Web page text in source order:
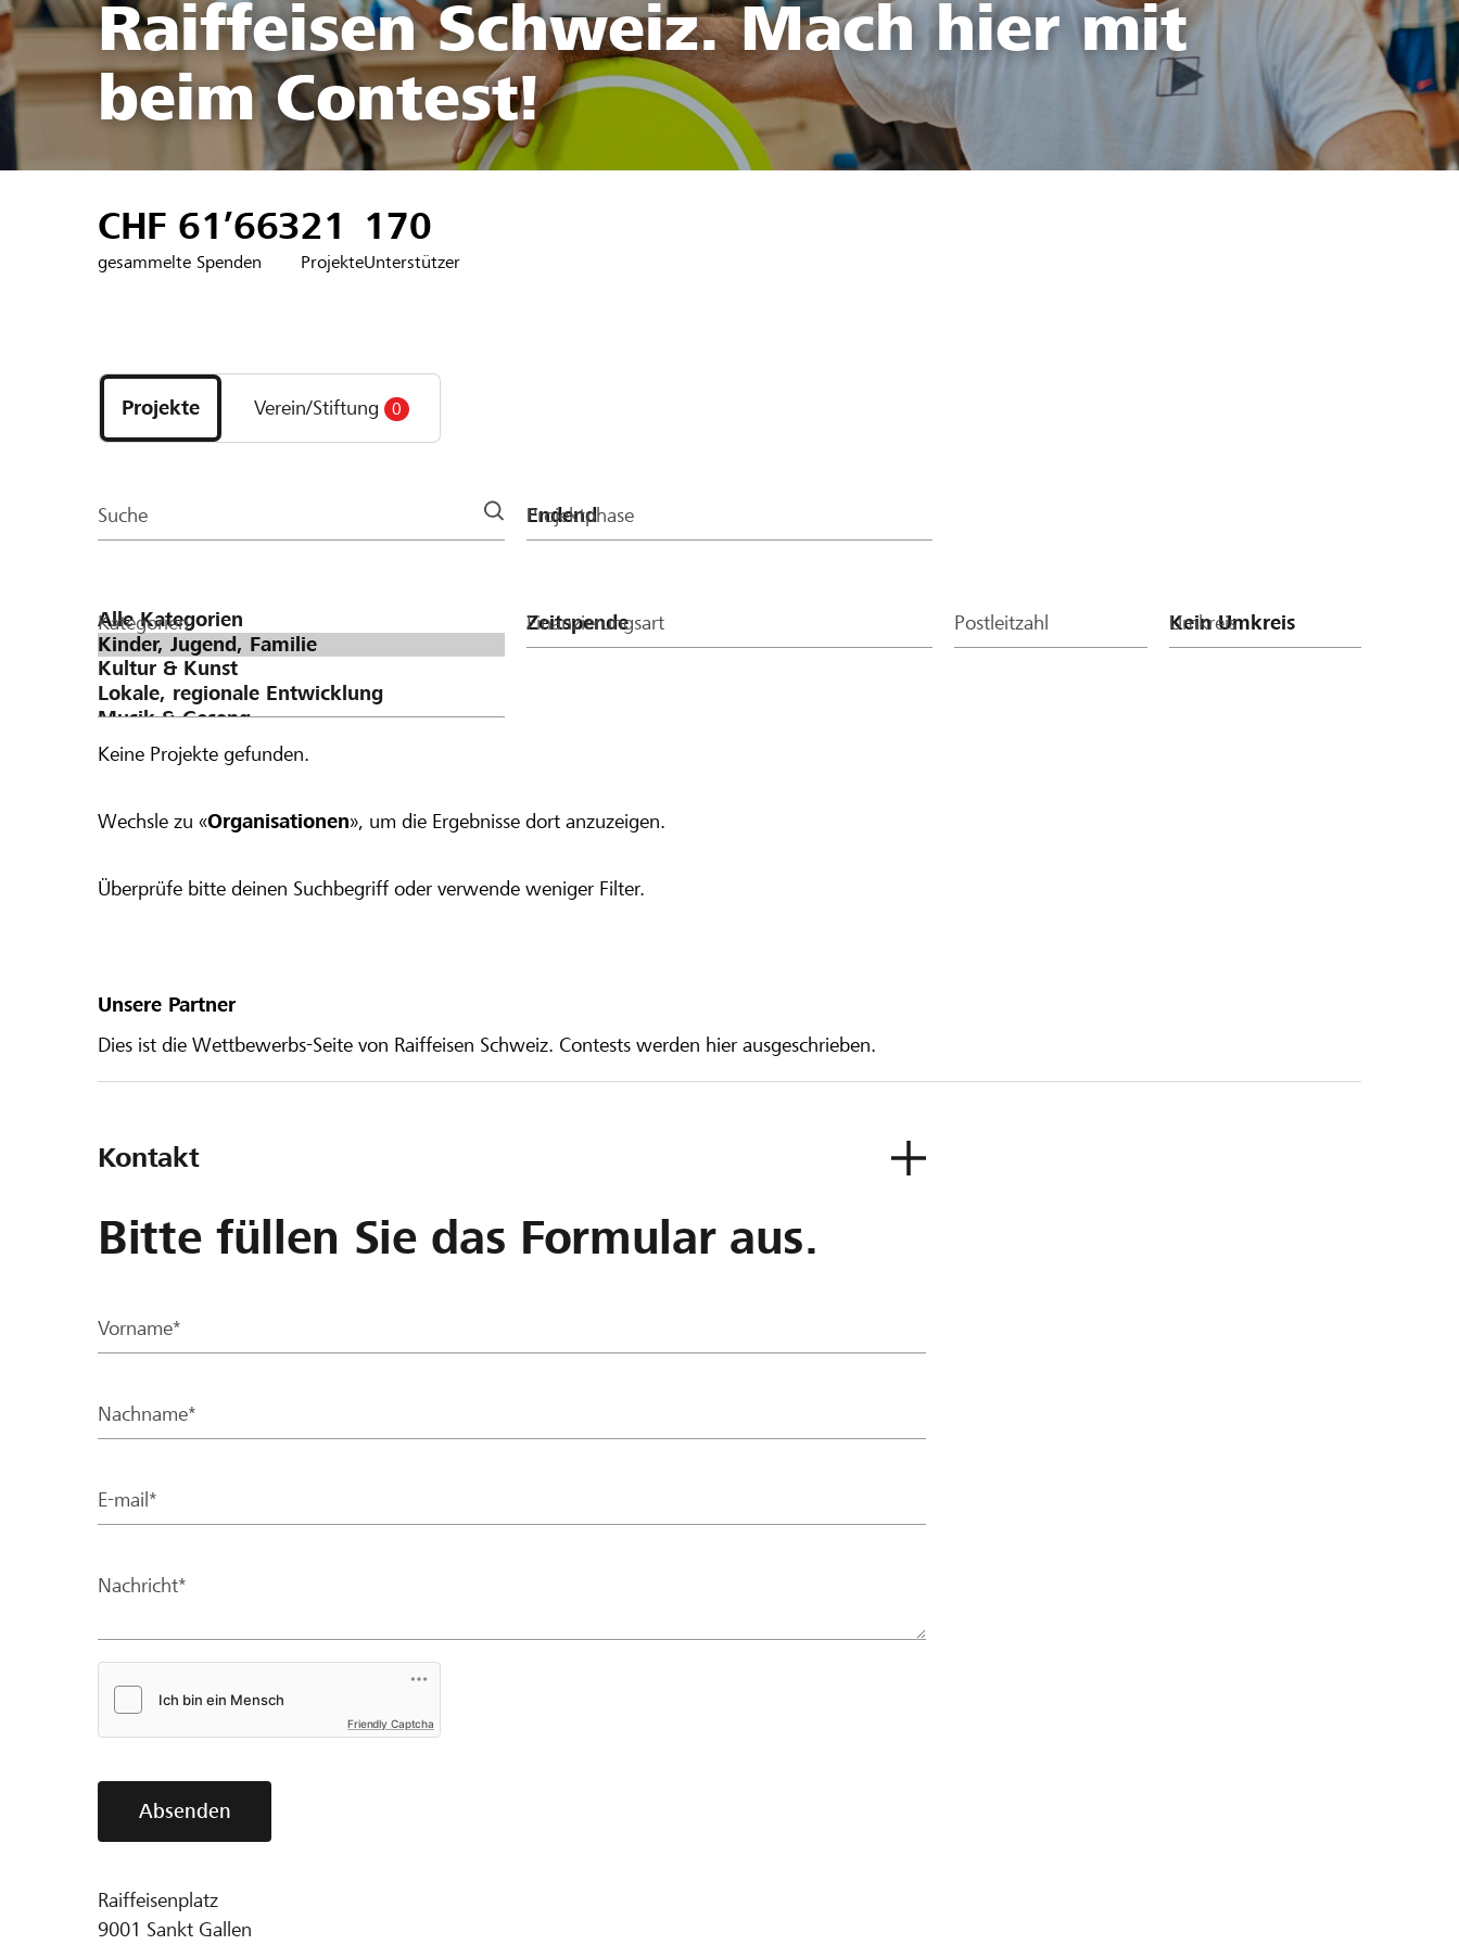
Raiffeisen Schweiz. Mach hier mit
beim Contest!
CHF 61’663
gesammelte Spenden
21
Projekte
170
Unterstützer
Projekte
und
Organisationen
Projekte Verein/Stiftung 0
Suche Projektphase
Kategorien Finanzierungsart Postleitzahl Umkreis
Keine Projekte gefunden.
Wechsle zu «Organisationen», um die Ergebnisse dort anzuzeigen.
Überprüfe bitte deinen Suchbegriff oder verwende weniger Filter.
Unsere Partner
Dies ist die Wettbewerbs-Seite von Raiffeisen Schweiz. Contests werden hier ausgeschrieben.
Kontakt
Bitte füllen Sie das Formular aus.
Vorname*
Nachname*
E-mail*
Nachricht*
Friendly Captcha
Absenden
Raiffeisenplatz
9001 Sankt Gallen